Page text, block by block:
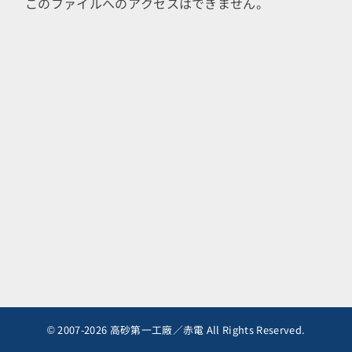
© 2007-2026 高砂第一工廠／赤電 All Rights Reserved.